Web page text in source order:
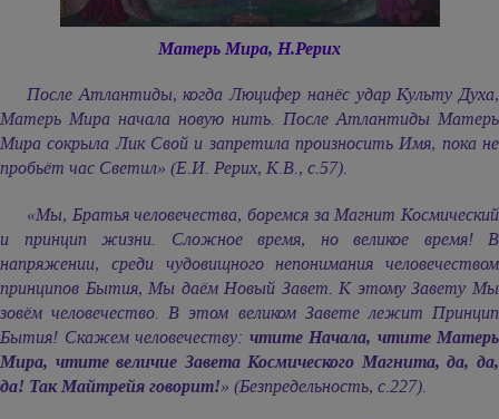
Матерь Мира, Н.Рерих
После Атлантиды, когда Люцифер нанёс удар Культу Духа,
Матерь Мира начала новую нить. После Атлантиды Матерь
Мира сокрыла Лик Свой и запретила произносить Имя, пока не
пробьёт час Светил» (Е.И. Рерих, К.В., с.57).
«Мы, Братья человечества, боремся за Магнит Космический
и принцип жизни. Сложное время, но великое время! В
напряжении, среди чудовищного непонимания человечеством
принципов Бытия, Мы даём Новый Завет. К этому Завету Мы
зовём человечество. В этом великом Завете лежит Принцип
Бытия! Скажем человечеству: чтите Начала, чтите Матерь
Мира, чтите величие Завета Космического Магнита, да, да,
да! Так Майтрейя говорит!» (Безпредельность, с.227).